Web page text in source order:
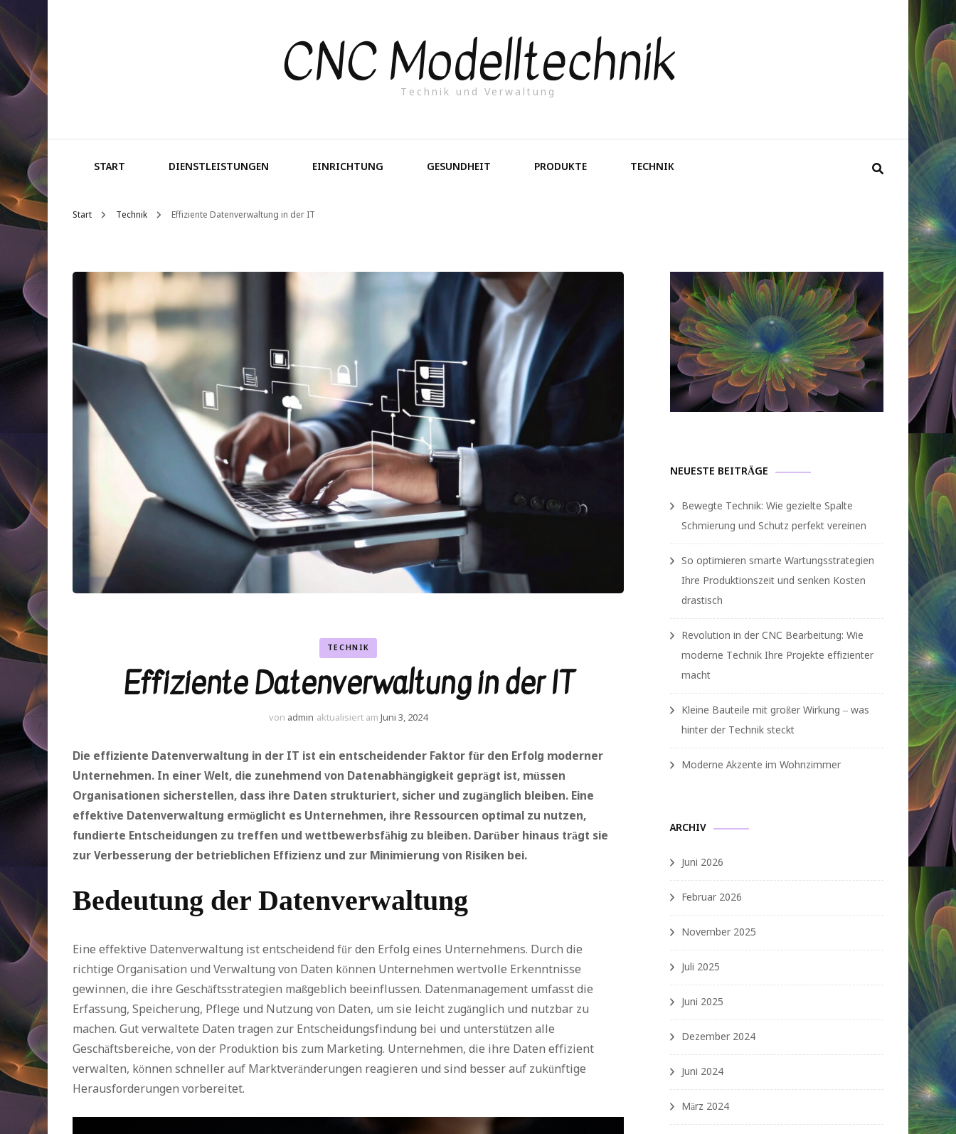
CNC Modelltechnik
Technik und Verwaltung
START DIENSTLEISTUNGEN EINRICHTUNG GESUNDHEIT PRODUKTE TECHNIK
Start Technik Effiziente Datenverwaltung in der IT
TECHNIK
Effiziente Datenverwaltung in der IT
von admin aktualisiert am Juni 3, 2024
Die effiziente Datenverwaltung in der IT ist ein entscheidender Faktor für den Erfolg moderner
Unternehmen. In einer Welt, die zunehmend von Datenabhängigkeit geprägt ist, müssen
Organisationen sicherstellen, dass ihre Daten strukturiert, sicher und zugänglich bleiben. Eine
effektive Datenverwaltung ermöglicht es Unternehmen, ihre Ressourcen optimal zu nutzen,
fundierte Entscheidungen zu treffen und wettbewerbsfähig zu bleiben. Darüber hinaus trägt sie
zur Verbesserung der betrieblichen Effizienz und zur Minimierung von Risiken bei.
Bedeutung der Datenverwaltung
Eine effektive Datenverwaltung ist entscheidend für den Erfolg eines Unternehmens. Durch die
richtige Organisation und Verwaltung von Daten können Unternehmen wertvolle Erkenntnisse
gewinnen, die ihre Geschäftsstrategien maßgeblich beeinflussen. Datenmanagement umfasst die
Erfassung, Speicherung, Pflege und Nutzung von Daten, um sie leicht zugänglich und nutzbar zu
machen. Gut verwaltete Daten tragen zur Entscheidungsfindung bei und unterstützen alle
Geschäftsbereiche, von der Produktion bis zum Marketing. Unternehmen, die ihre Daten effizient
verwalten, können schneller auf Marktveränderungen reagieren und sind besser auf zukünftige
Herausforderungen vorbereitet.
NEUESTE BEITRÄGE
Bewegte Technik: Wie gezielte Spalte
Schmierung und Schutz perfekt vereinen
So optimieren smarte Wartungsstrategien
Ihre Produktionszeit und senken Kosten
drastisch
Revolution in der CNC Bearbeitung: Wie
moderne Technik Ihre Projekte effizienter
macht
Kleine Bauteile mit großer Wirkung – was
hinter der Technik steckt
Moderne Akzente im Wohnzimmer
ARCHIV
Juni 2026
Februar 2026
November 2025
Juli 2025
Juni 2025
Dezember 2024
Juni 2024
März 2024